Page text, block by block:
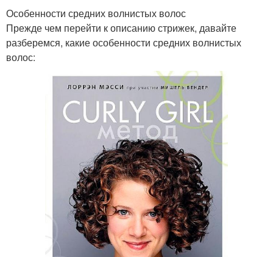
Особенности средних волнистых волос
Прежде чем перейти к описанию стрижек, давайте
разберемся, какие особенности средних волнистых
волос: